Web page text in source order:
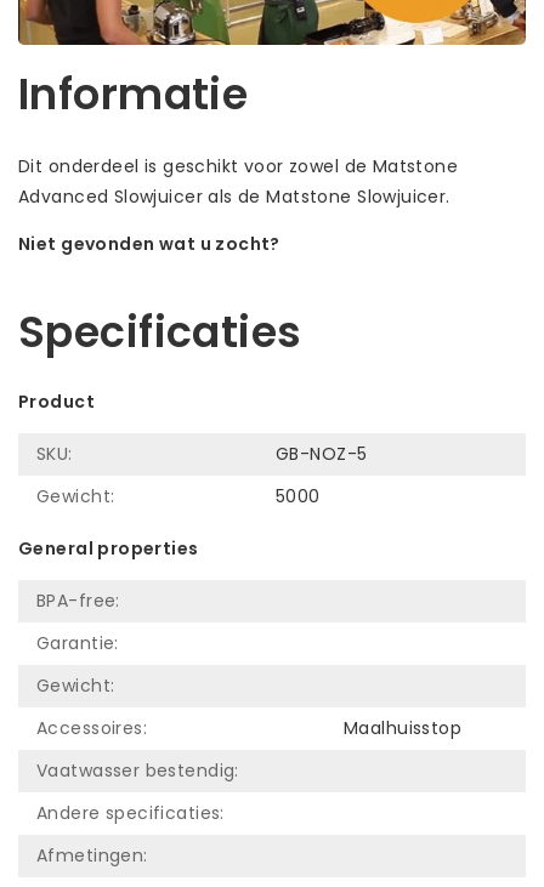
Informatie
Dit onderdeel is geschikt voor zowel de Matstone
Advanced Slowjuicer als de Matstone Slowjuicer.
Niet gevonden wat u zocht?
Specificaties
Product
SKU:
GB-NOZ-5
Gewicht:
5000
General properties
BPA-free:
Garantie:
Gewicht:
Accessoires:
Maalhuisstop
Vaatwasser bestendig:
Andere specificaties:
Afmetingen: